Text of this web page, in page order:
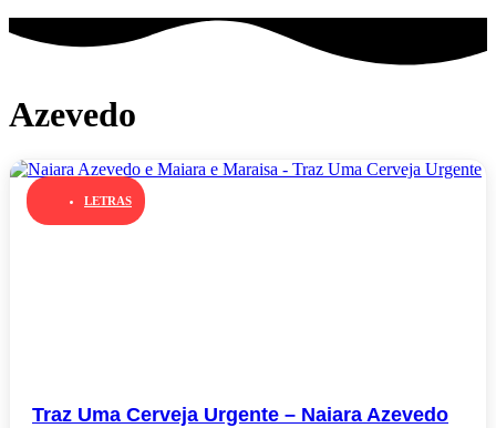
Azevedo
LETRAS
Traz Uma Cerveja Urgente – Naiara Azevedo